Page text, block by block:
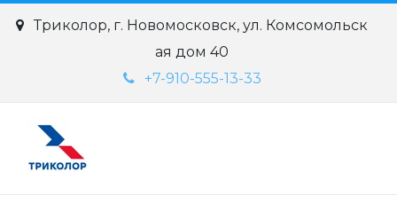
Триколор, г. Новомосковск, ул. Комсомольск
ая дом 40
+7-910-555-13-33